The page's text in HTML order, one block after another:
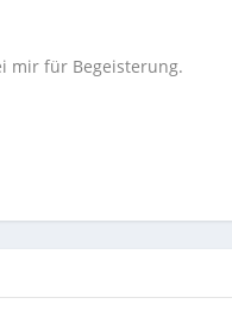
mir für Begeisterung.